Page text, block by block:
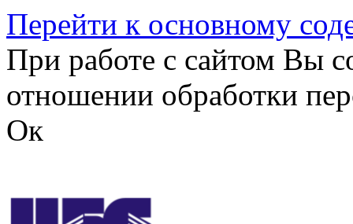
Перейти к основному
При работе с сайтом Вы
отношении обработки
Ок